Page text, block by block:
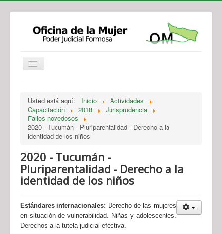
Legislación
Novedades
Recursos y Servicios de Atención
Usted está aquí: Inicio
Actividades
Capacitación
2018
Jurisprudencia
Fallos novedosos
2020 - Tucumán - Pluriparentalidad - Derecho a la
identidad de los niños
2020 - Tucumán -
Pluriparentalidad - Derecho a la
identidad de los niños
Estándares internacionales: Derecho de las mujeres
en situación de vulnerabilidad. Niñas y adolescentes.
Derechos a la tutela judicial efectiva.